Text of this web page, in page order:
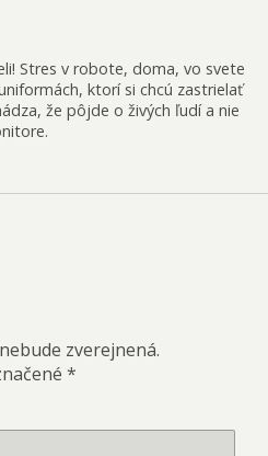
Stres v robote, doma, vo svete
ktorí si chcú zastrielať
že pôjde o živých ľudí a nie
zverejnená.
*